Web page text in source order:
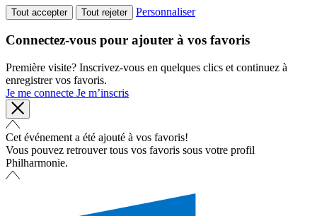
Tout accepter Tout rejeter Personnaliser
Connectez-vous pour ajouter à vos favoris
Première visite? Inscrivez-vous en quelques clics et continuez à
enregistrer vos favoris.
Je me connecte Je m’inscris
Cet événement a été ajouté à vos favoris!
Vous pouvez retrouver tous vos favoris sous votre profil
Philharmonie.